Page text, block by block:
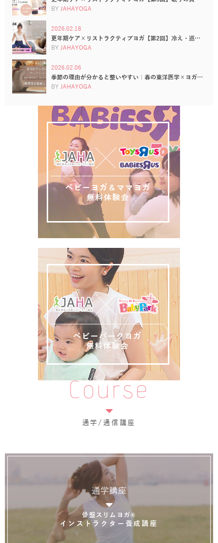
BY JAHAYOGA
2026.02.18
更年期ケア×リストラクティブヨガ【第2回】冷え・巡…
BY JAHAYOGA
2026.02.06
季節の理由が分かると整いやすい｜春の東洋医学×ヨガ…
BY JAHAYOGA
Course
通学/通信講座
通学講座
骨盤スリムヨガ®
インストラクター養成講座